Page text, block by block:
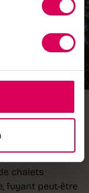
l’indique
chalets
fuyant peut-être